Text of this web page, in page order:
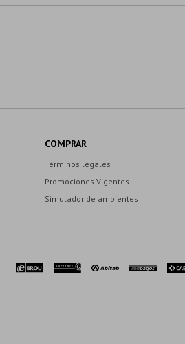
COMPRAR
Términos legales
Promociones Vigentes
Simulador de ambientes